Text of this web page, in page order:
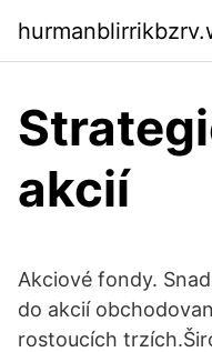
akcií
Akciové fondy.
do akcií
rostoucích